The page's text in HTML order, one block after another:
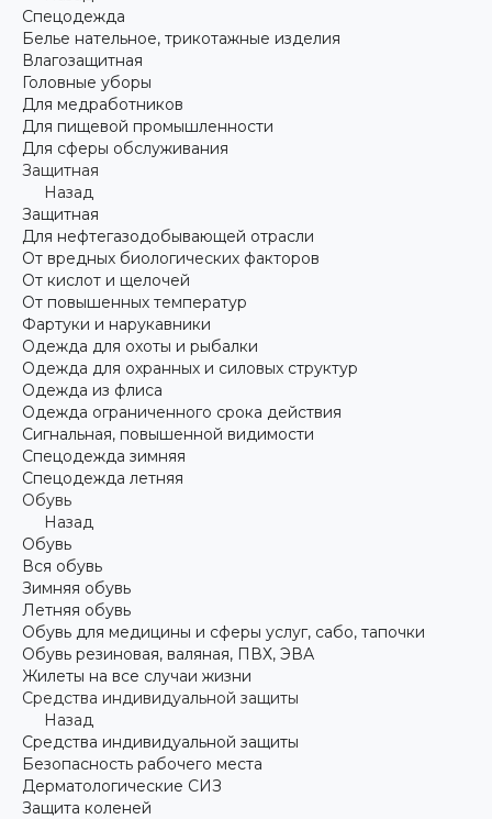
Спецодежда
Белье нательное, трикотажные изделия
Влагозащитная
Головные уборы
Для медработников
Для пищевой промышленности
Для сферы обслуживания
Защитная
Назад
Защитная
Для нефтегазодобывающей отрасли
От вредных биологических факторов
От кислот и щелочей
От повышенных температур
Фартуки и нарукавники
Одежда для охоты и рыбалки
Одежда для охранных и силовых структур
Одежда из флиса
Одежда ограниченного срока действия
Сигнальная, повышенной видимости
Спецодежда зимняя
Спецодежда летняя
Обувь
Назад
Обувь
Вся обувь
Зимняя обувь
Летняя обувь
Обувь для медицины и сферы услуг, сабо, тапочки
Обувь резиновая, валяная, ПВХ, ЭВА
Жилеты на все случаи жизни
Средства индивидуальной защиты
Назад
Средства индивидуальной защиты
Безопасность рабочего места
Дерматологические СИЗ
Защита коленей